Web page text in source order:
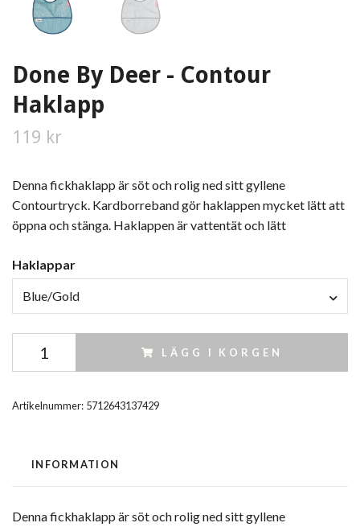
Done By Deer - Contour
Haklapp
119 kr
Denna fickhaklapp är söt och rolig ned sitt gyllene
Contourtryck. Kardborreband gör haklappen mycket lätt att
öppna och stänga. Haklappen är vattentät och lätt
Haklappar
Blue/Gold
LÄGG I KORGEN
Artikelnummer: 5712643137429
INFORMATION
Denna fickhaklapp är söt och rolig ned sitt gyllene